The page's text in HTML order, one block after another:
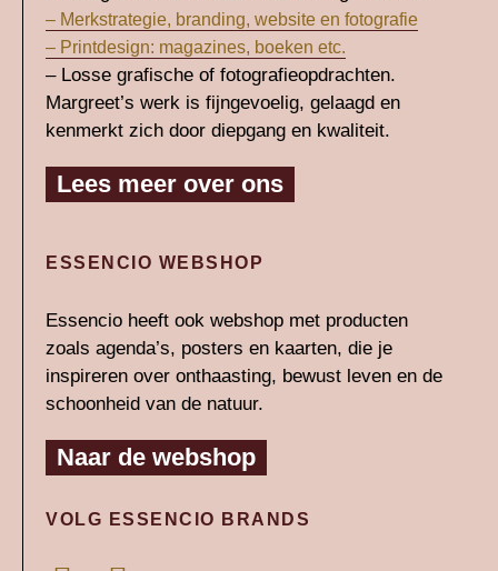
– Merkstrategie, branding, website en fotografie
– Printdesign: magazines, boeken etc.
– Losse grafische of fotografieopdrachten.
Margreet’s werk is fijngevoelig, gelaagd en
kenmerkt zich door diepgang en kwaliteit.
Lees meer over ons
ESSENCIO WEBSHOP
Essencio heeft ook webshop met producten
zoals agenda’s, posters en kaarten, die je
inspireren over onthaasting, bewust leven en de
schoonheid van de natuur.
Naar de webshop
VOLG ESSENCIO BRANDS